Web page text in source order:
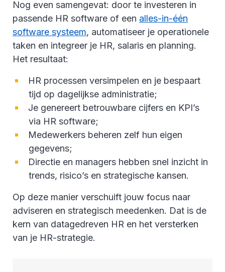
Nog even samengevat: door te investeren in
passende HR software of een alles-in-één
software systeem, automatiseer je operationele
taken en integreer je HR, salaris en planning.
Het resultaat:
HR processen versimpelen en je bespaart
tijd op dagelijkse administratie;
Je genereert betrouwbare cijfers en KPI’s
via HR software;
Medewerkers beheren zelf hun eigen
gegevens;
Directie en managers hebben snel inzicht in
trends, risico’s en strategische kansen.
Op deze manier verschuift jouw focus naar
adviseren en strategisch meedenken. Dat is de
kern van datagedreven HR en het versterken
van je HR-strategie.